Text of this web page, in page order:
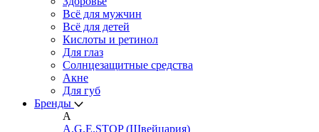
Всё для мужчин
Всё для детей
Кислоты и ретинол
Для глаз
Cолнцезащитные средства
Акне
Для губ
Бренды
A
A.G.E.STOP (Швейцария)